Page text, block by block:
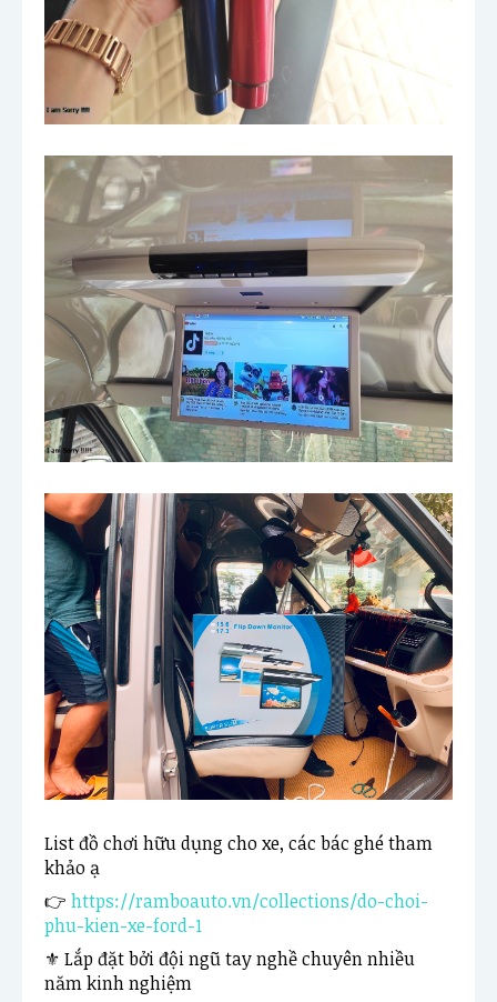
List đồ chơi hữu dụng cho xe, các bác ghé tham
khảo ạ
👉 https://ramboauto.vn/collections/do-choi-
phu-kien-xe-ford-1
⚜ Lắp đặt bởi đội ngũ tay nghề chuyên nhiều
năm kinh nghiệm